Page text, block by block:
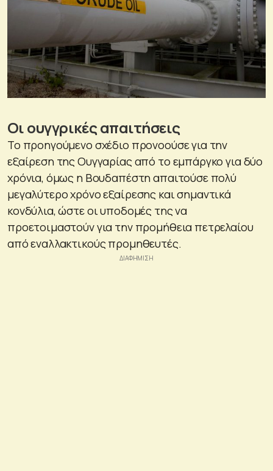
Οι ουγγρικές απαιτήσεις
Το προηγούμενο σχέδιο προνοούσε για την
εξαίρεση της Ουγγαρίας από το εμπάργκο για δύο
χρόνια, όμως η Βουδαπέστη απαιτούσε πολύ
μεγαλύτερο χρόνο εξαίρεσης και σημαντικά
κονδύλια, ώστε οι υποδομές της να
προετοιμαστούν για την προμήθεια πετρελαίου
από εναλλακτικούς προμηθευτές.